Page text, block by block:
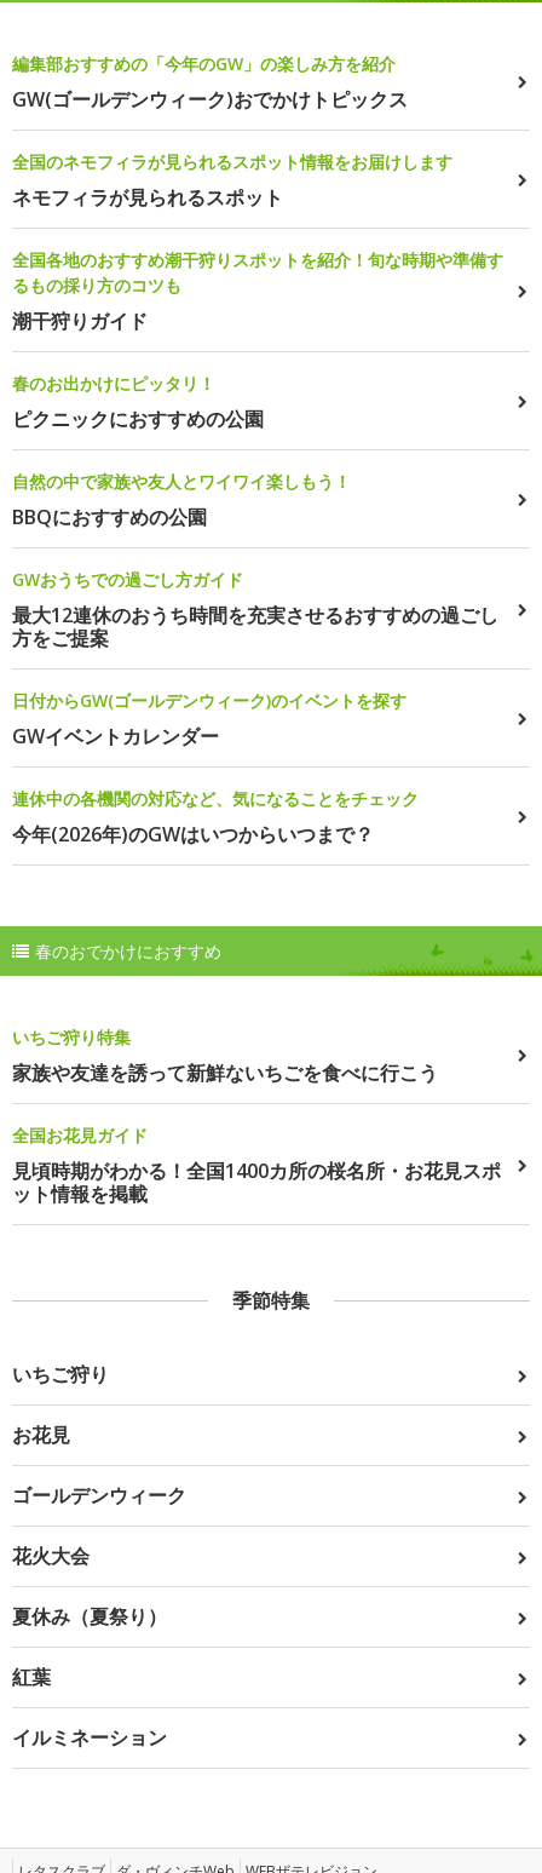
編集部おすすめの「今年のGW」の楽しみ方を紹介
GW(ゴールデンウィーク)おでかけトピックス
全国のネモフィラが見られるスポット情報をお届けします
ネモフィラが見られるスポット
全国各地のおすすめ潮干狩りスポットを紹介！旬な時期や準備す
るもの採り方のコツも
潮干狩りガイド
春のお出かけにピッタリ！
ピクニックにおすすめの公園
自然の中で家族や友人とワイワイ楽しもう！
BBQにおすすめの公園
GWおうちでの過ごし方ガイド
最大12連休のおうち時間を充実させるおすすめの過ごし
方をご提案
日付からGW(ゴールデンウィーク)のイベントを探す
GWイベントカレンダー
連休中の各機関の対応など、気になることをチェック
今年(2026年)のGWはいつからいつまで？
春のおでかけにおすすめ
いちご狩り特集
家族や友達を誘って新鮮ないちごを食べに行こう
全国お花見ガイド
見頃時期がわかる！全国1400カ所の桜名所・お花見スポ
ット情報を掲載
季節特集
いちご狩り
お花見
ゴールデンウィーク
花火大会
夏休み（夏祭り）
紅葉
イルミネーション